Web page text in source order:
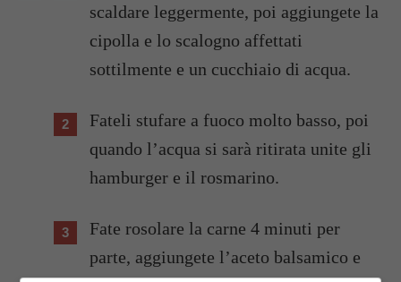
scaldare leggermente, poi aggiungete la
cipolla e lo scalogno affettati
sottilmente e un cucchiaio di acqua.
Fateli stufare a fuoco molto basso, poi
quando l’acqua si sarà ritirata unite gli
hamburger e il rosmarino.
Fate rosolare la carne 4 minuti per
parte, aggiungete l’aceto balsamico e